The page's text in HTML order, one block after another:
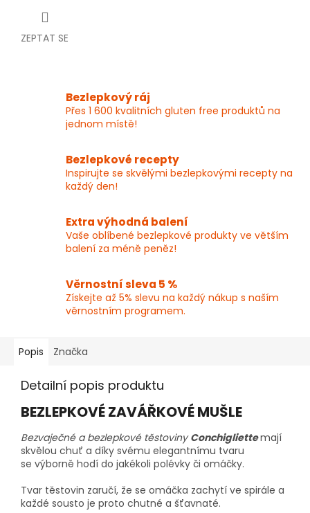
ZEPTAT SE
Bezlepkový ráj
Přes 1 600 kvalitních gluten free produktů na
jednom místě!
Bezlepkové recepty
Inspirujte se skvělými bezlepkovými recepty na
každý den!
Extra výhodná balení
Vaše oblíbené bezlepkové produkty ve větším
balení za méně peněz!
Věrnostní sleva 5 %
Získejte až 5% slevu na každý nákup s naším
věrnostním programem.
Popis Značka
Detailní popis produktu
BEZLEPKOVÉ ZAVÁŘKOVÉ MUŠLE
Bezvaječné a bezlepkové těstoviny Conchigliettemají
skvělou chuť a díky svému elegantnímu tvaru
se výborně hodí do jakékoli polévky či omáčky.
Tvar těstovin zaručí, že se omáčka zachytí ve spirále a
každé sousto je proto chutné a šťavnaté.